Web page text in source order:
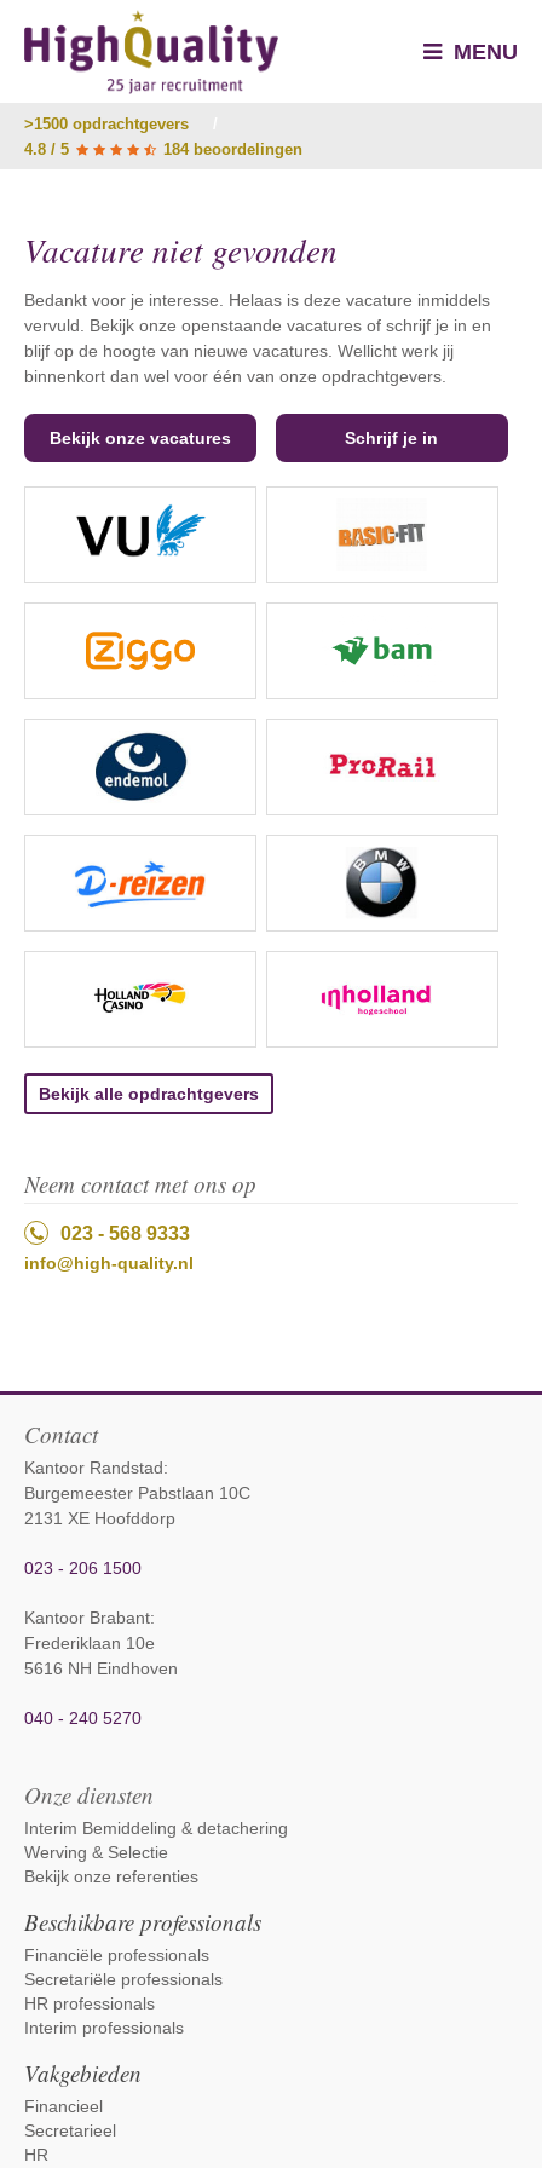
MENU
>1500 opdrachtgevers
4.8 / 5
184 beoordelingen
Vacature niet gevonden
Bedankt voor je interesse. Helaas is deze vacature inmiddels
vervuld. Bekijk onze openstaande vacatures of schrijf je in en
blijf op de hoogte van nieuwe vacatures. Wellicht werk jij
binnenkort dan wel voor één van onze opdrachtgevers.
Bekijk onze vacatures Schrijf je in
Bekijk alle opdrachtgevers
Neem contact met ons op
023 - 568 9333
info@high-quality.nl
Contact
Kantoor Randstad:
Burgemeester Pabstlaan 10C
2131 XE Hoofddorp
023 - 206 1500
Kantoor Brabant:
Frederiklaan 10e
5616 NH Eindhoven
040 - 240 5270
Onze diensten
Interim Bemiddeling & detachering
Werving & Selectie
Bekijk onze referenties
Beschikbare professionals
Financiële professionals
Secretariële professionals
HR professionals
Interim professionals
Vakgebieden
Financieel
Secretarieel
HR